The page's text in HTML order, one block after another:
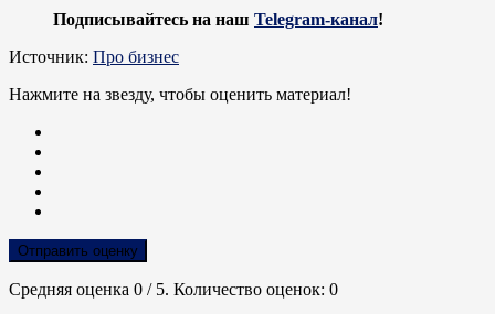
Подписывайтесь на наш Telegram-канал!
Источник: Про бизнес
Нажмите на звезду, чтобы оценить материал!
Отправить оценку
Средняя оценка 0 / 5. Количество оценок: 0